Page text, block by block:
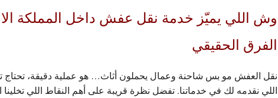
وش اللي يميّز خدمة نقل عفش داخل المملكة
الفرق الحقيقي
نقل العفش مو بس شاحنة وعمال يحملون أثاث… هو عملية دقيقة، تحتاج
اللي نقدمه لك في خدماتنا. تفضل نظرة قريبة على أهم النقاط اللي تخلينا